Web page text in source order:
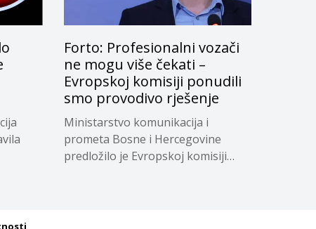
Forto: Profesionalni vozači
ne mogu više čekati –
Evropskoj komisiji ponudili
smo provodivo rješenje
Ministarstvo komunikacija i
prometa Bosne i Hercegovine
predložilo je Evropskoj komisiji